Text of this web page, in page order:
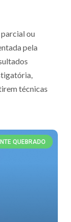
parcial ou
pela
técnicas
QUEBRADO